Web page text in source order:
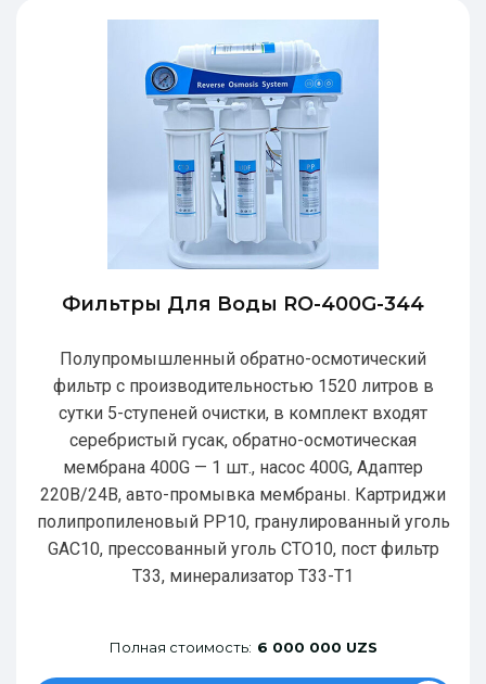
Фильтры Для Воды RO-400G-344
Полупромышленный обратно-осмотический
фильтр с производительностью 1520 литров в
сутки 5-ступеней очистки, в комплект входят
серебристый гусак, обратно-осмотическая
мембрана 400G — 1 шт., насос 400G, Адаптер
220В/24В, авто-промывка мембраны. Картриджи
полипропиленовый РР10, гранулированный уголь
GAC10, прессованный уголь CTO10, пост фильтр
T33, минерализатор Т33-Т1
Полная стоимость: 6 000 000 UZS